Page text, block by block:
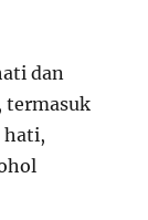
dan
termasuk
hati,